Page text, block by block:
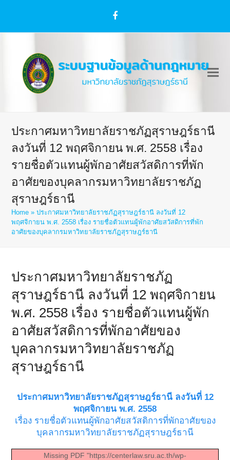
Facebook
ประกาศมหาวิทยาลัยราชภัฏสุราษฎร์ธานี
ลงวันที่ 12 พฤศจิกายน พ.ศ. 2558 เรื่อง
รายชื่อตัวแทนผู้พักอาศัยสวัสดิการที่พัก
อาศัยของบุคลากรมหาวิทยาลัยราชภัฏ
สุราษฎร์ธานี
Home »ประกาศมหาวิทยาลัยราชภัฏสุราษฎร์ธานี ลงวันที่ 12
พฤศจิกายน พ.ศ. 2558 เรื่อง รายชื่อตัวแทนผู้พักอาศัยสวัสดิการที่พัก
อาศัยของบุคลากรมหาวิทยาลัยราชภัฏสุราษฎร์ธานี
ประกาศมหาวิทยาลัยราชภัฏ
สุราษฎร์ธานี ลงวันที่ 12 พฤศจิกายน
พ.ศ. 2558 เรื่อง รายชื่อตัวแทนผู้พัก
อาศัยสวัสดิการที่พักอาศัยของ
บุคลากรมหาวิทยาลัยราชภัฏ
สุราษฎร์ธานี
ประกาศมหาวิทยาลัยราชภัฏสุราษฎร์ธานี ลงวันที่ 12
พฤศจิกายน พ.ศ. 2558
เรื่อง รายชื่อตัวแทนผู้พักอาศัยสวัสดิการที่พักอาศัยของ
บุคลากรมหาวิทยาลัยราชภัฏสุราษฎร์ธานี
Missing PDF "https://centerlaw.sru.ac.th/wp-